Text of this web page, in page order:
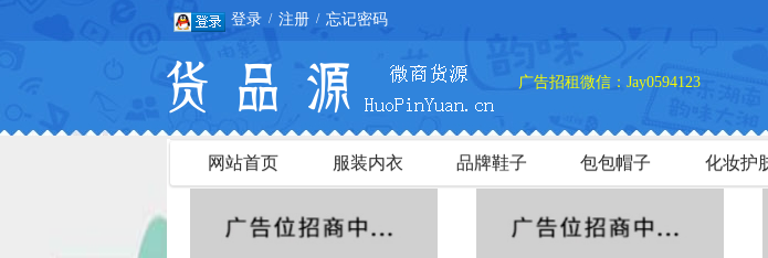
登录 / 注册 / 忘记密码
广告招租微信：Jay0594123
网站首页 服装内衣 品牌鞋子 包包帽子 化妆护